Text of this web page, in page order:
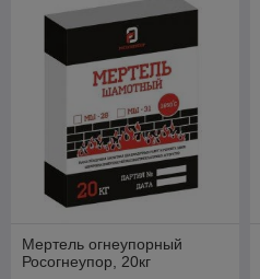
Мертель огнеупорный
Росогнеупор, 20кг